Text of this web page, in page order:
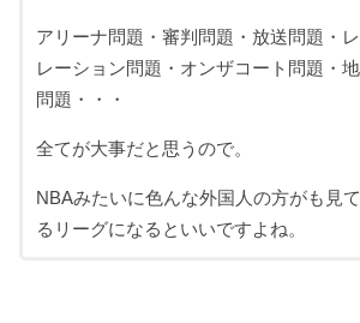
アリーナ問題・審判問題・放送問題・
レーション問題・オンザコート問題・地
問題・・・
全てが大事だと思うので。
NBAみたいに色んな外国人の方がも見
るリーグになるといいですよね。